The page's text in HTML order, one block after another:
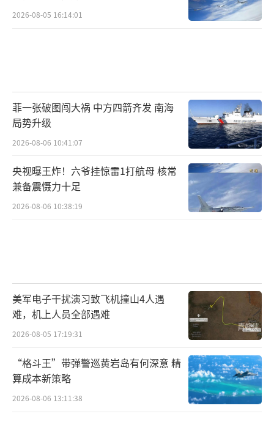
测，将核污染水排海置于长期严格国际监督之
下。中方关于日本拥核问题的工作文件 警惕日
2026-08-05 16:14:01
菲一张破图闯大祸 中方四箭齐发 南海
局势升级
2026-08-06 10:41:07
央视曝王炸！六爷挂惊雷1打航母 核常
兼备震慑力十足
2026-08-06 10:38:19
美军电子干扰演习致飞机撞山4人遇
难，机上人员全部遇难
2026-08-05 17:19:31
“格斗王”带弹警巡黄岩岛有何深意 精
算成本新策略
2026-08-06 13:11:38